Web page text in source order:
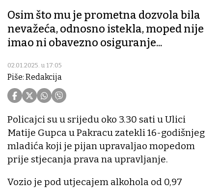
Osim što mu je prometna dozvola bila
nevažeća, odnosno istekla, moped nije
imao ni obavezno osiguranje...
02.01.2025. u 17:05
Piše: Redakcija
Policajci su u srijedu oko 3.30 sati u Ulici
Matije Gupca u Pakracu zatekli 16-godišnjeg
mladića koji je pijan upravaljao mopedom
prije stjecanja prava na upravljanje.
Vozio je pod utjecajem alkohola od 0,97